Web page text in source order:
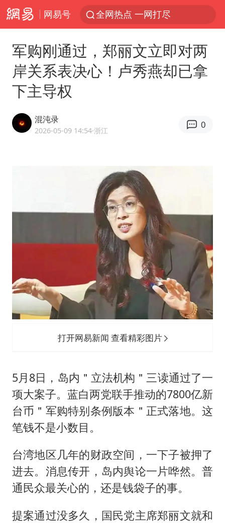
网易号 全网热点 一网打尽
军购刚通过，郑丽文立即对两
岸关系表决心！卢秀燕却已拿
下主导权
混沌录
2026-05-09 14:54·浙江
0
打开网易新闻 查看精彩图片
5月8日，岛内＂立法机构＂三读通过了一
项大案子。蓝白两党联手推动的7800亿新
台币＂军购特别条例版本＂正式落地。这
笔钱不是小数目。
台湾地区几年的财政空间，一下子被押了
进去。消息传开，岛内舆论一片哗然。普
通民众最关心的，还是钱袋子的事。
提案通过没多久，国民党主席郑丽文就和